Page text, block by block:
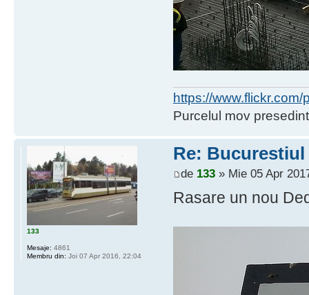
https://
Purcelul mov
Re:
de 133» Mie 05 Apr
Rasare un nou
133
Mesaje: 4861
Membru din: Joi 07 Apr 2016, 22:04